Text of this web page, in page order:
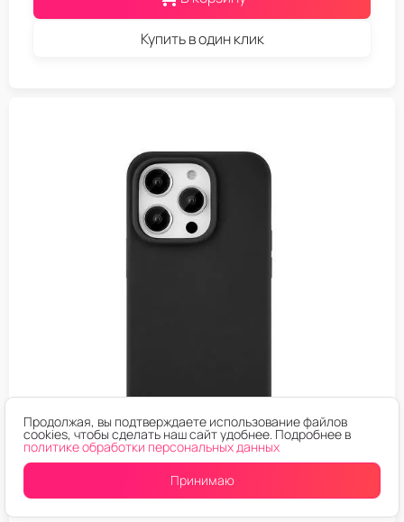
Купить в один клик
ЧЕХЛЫ ДЛЯ ТЕЛЕФОНОВ IPHONE
Чехол накладка KZDOO MAG ICOAT iPhone 14 Черный
Продолжая, вы подтверждаете использование файлов
cookies, чтобы сделать наш сайт удобнее. Подробнее в
политике обработки персональных данных
Принимаю